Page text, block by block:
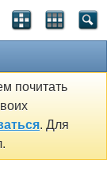
почитать
. Для